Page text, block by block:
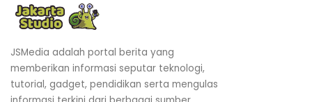
JSMedia adalah portal berita yang
memberikan informasi seputar teknologi,
tutorial, gadget, pendidikan serta mengulas